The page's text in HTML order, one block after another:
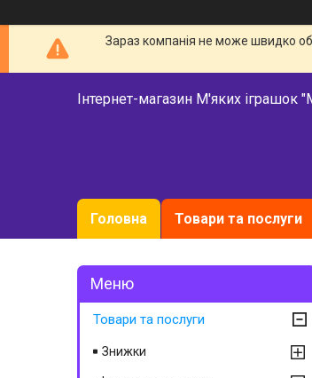
Зараз компанія не може швидко
Інтернет-магазин М'яких іграшок
Головна Товари та послуги
Товари та послуги
Знижки